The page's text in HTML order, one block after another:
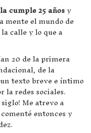
cumple 25 añosy
mente el mundo de
calle y lo que a
20 de la primera
de la
texto breve e íntimo
la redes sociales.
Me atrevo a
entonces y